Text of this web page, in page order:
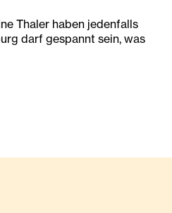
Thaler haben jedenfalls
darf gespannt sein, was